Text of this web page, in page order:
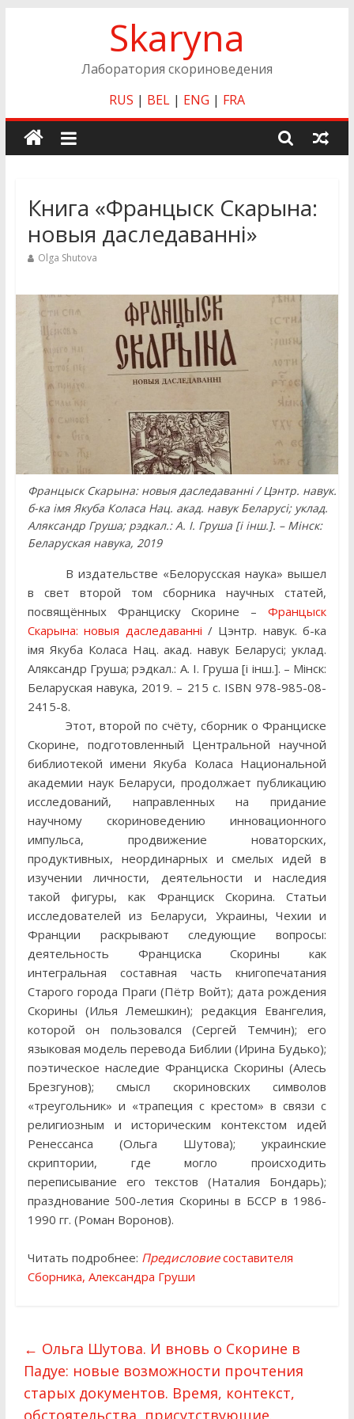
Skaryna
Лаборатория скориноведения
RUS | BEL| ENG | FRA
Книга «Францыск Скарына:
новыя даследаванні»
Olga Shutova
Францыск Скарына: новыя даследаванні / Цэнтр. навук.
б-ка імя Якуба Коласа Нац. акад. навук Беларусі; уклад.
Аляксандр Груша; рэдкал.: А. І. Груша [і інш.]. – Мінск:
Беларуская навука, 2019
В издательстве «Белорусская наука» вышел
в свет второй том сборника научных статей,
посвящённых Франциску Скорине –Францыск
Скарына: новыя даследаванні / Цэнтр. навук. б-ка
імя Якуба Коласа Нац. акад. навук Беларусі; уклад.
Аляксандр Груша; рэдкал.: А. І. Груша [і інш.]. – Мінск:
Беларуская навука, 2019. – 215 с. ISBN 978-985-08-
2415-8.
Этот, второй по счёту, сборник о Франциске
Скорине, подготовленный Центральной научной
библиотекой имени Якуба Коласа Национальной
академии наук Беларуси, продолжает публикацию
исследований, направленных на придание
научному скориноведению инновационного
импульса, продвижение новаторских,
продуктивных, неординарных и смелых идей в
изучении личности, деятельности и наследия
такой фигуры, как Франциск Скорина. Статьи
исследователей из Беларуси, Украины, Чехии и
Франции раскрывают следующие вопросы:
деятельность Франциска Скорины как
интегральная составная часть книгопечатания
Старого города Праги (Пётр Войт); дата рождения
Скорины (Илья Лемешкин); редакция Евангелия,
которой он пользовался (Сергей Темчин); его
языковая модель перевода Библии (Ирина Будько);
поэтическое наследие Франциска Скорины (Алесь
Брезгунов); смысл скориновских символов
«треугольник» и «трапеция с крестом» в связи с
религиозным и историческим контекстом идей
Ренессанса (Ольга Шутова); украинские
скриптории, где могло происходить
переписывание его текстов (Наталия Бондарь);
празднование 500-летия Скорины в БССР в 1986-
1990 гг. (Роман Воронов).
Читать подробнее: Предисловиесоставителя
Сборника, Александра Груши
← Ольга Шутова. И вновь о Скорине в
Падуе: новые возможности прочтения
старых документов. Время, контекст,